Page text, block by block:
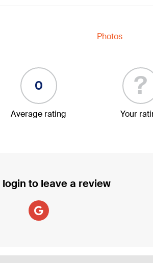
Photos
0
Average rating
?
Your
login to leave a review